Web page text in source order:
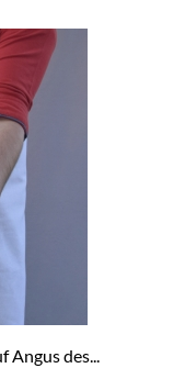
Angus des...